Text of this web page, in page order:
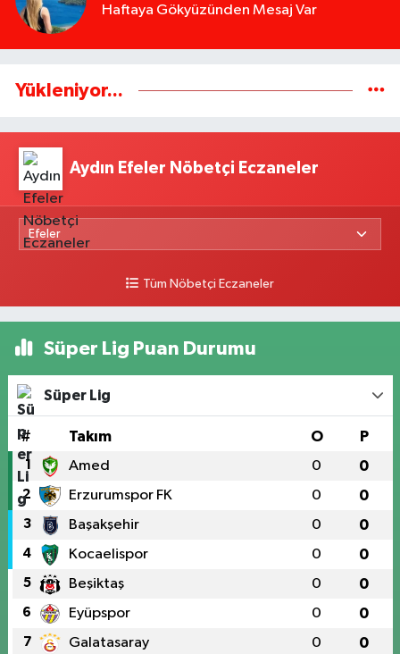
Haftaya Gökyüzünden Mesaj Var
Yükleniyor...
Aydın Efeler Nöbetçi Eczaneler
Tüm Nöbetçi Eczaneler
Süper Lig Puan Durumu
Süper Lig
# Takım O P
1 Amed 0 0
2 Erzurumspor FK 0 0
3 Başakşehir 0 0
4 Kocaelispor 0 0
5 Beşiktaş 0 0
6 Eyüpspor 0 0
7 Galatasaray 0 0